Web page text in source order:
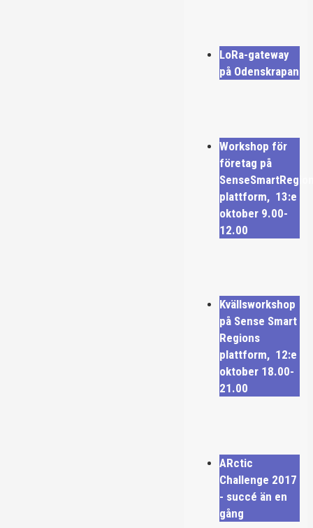
LoRa-gateway
på Odenskrapan
Workshop för
företag på
plattform, 13:e
oktober 9.00-
12.00
Kvällsworkshop
på Sense Smart
Regions
plattform, 12:e
oktober 18.00-
21.00
ARctic
Challenge 2017
- succé än en
gång